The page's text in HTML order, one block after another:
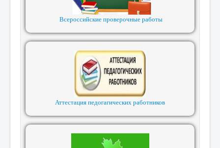
Всероссийские проверочные работы
Аттестация педогагических работников